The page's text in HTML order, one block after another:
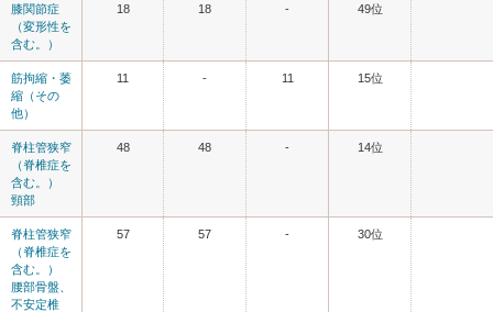
膝関節症
（変形性を
含む。）
18 18 - 49位
筋拘縮・萎
縮（その
他）
11 - 11 15位
脊柱管狭窄
（脊椎症を
含む。）
頸部
48 48 - 14位
脊柱管狭窄
（脊椎症を
含む。）
腰部骨盤、
不安定椎
57 57 - 30位